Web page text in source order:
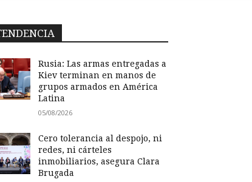
Rusia: Las armas entregadas a
Kiev terminan en manos de
grupos armados en América
Latina
05/08/2026
Cero tolerancia al despojo, ni
redes, ni cárteles
inmobiliarios, asegura Clara
Brugada